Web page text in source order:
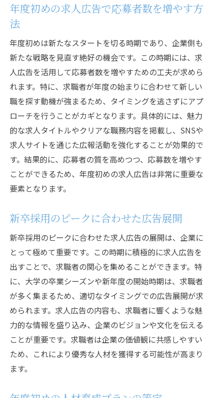
年度初めの求人広告で応募者数を増やす方
法
年度初めは新たなスタートを切る時期であり、企業側も
新たな戦略を見直す絶好の機会です。この時期には、求
人広告を活用して応募者数を増やすための工夫が求めら
れます。特に、求職者が年度の始まりに合わせて新しい
職を探す動機が強まるため、タイミングを逃さずにアプ
ローチを行うことがカギとなります。具体的には、魅力
的な求人タイトルやクリアな職務内容を掲載し、SNSや
求人サイトを通じた広報活動を強化することが効果的で
す。結果的に、応募者の質を高めつつ、応募数を増やす
ことができるため、年度初めの求人広告は非常に重要な
要素となります。
新卒採用のピークに合わせた広告展開
新卒採用のピークに合わせた求人広告の展開は、企業に
とって極めて重要です。この時期に積極的に求人広告を
出すことで、求職者の関心を集めることができます。特
に、大学の卒業シーズンや新年度の開始時期は、求職者
が多く集まるため、適切なタイミングでの広告展開が求
められます。求人広告の内容も、求職者に響くような魅
力的な情報を盛り込み、企業のビジョンや文化を伝える
ことが重要です。求職者は企業の価値観に共感しやすい
ため、これにより優秀な人材を獲得する可能性が高まり
ます。